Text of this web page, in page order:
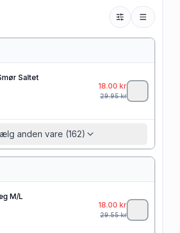
Saltet
18.00 kr
29.95kr
anden vare (162)
M/L
18.00 kr
29.55kr